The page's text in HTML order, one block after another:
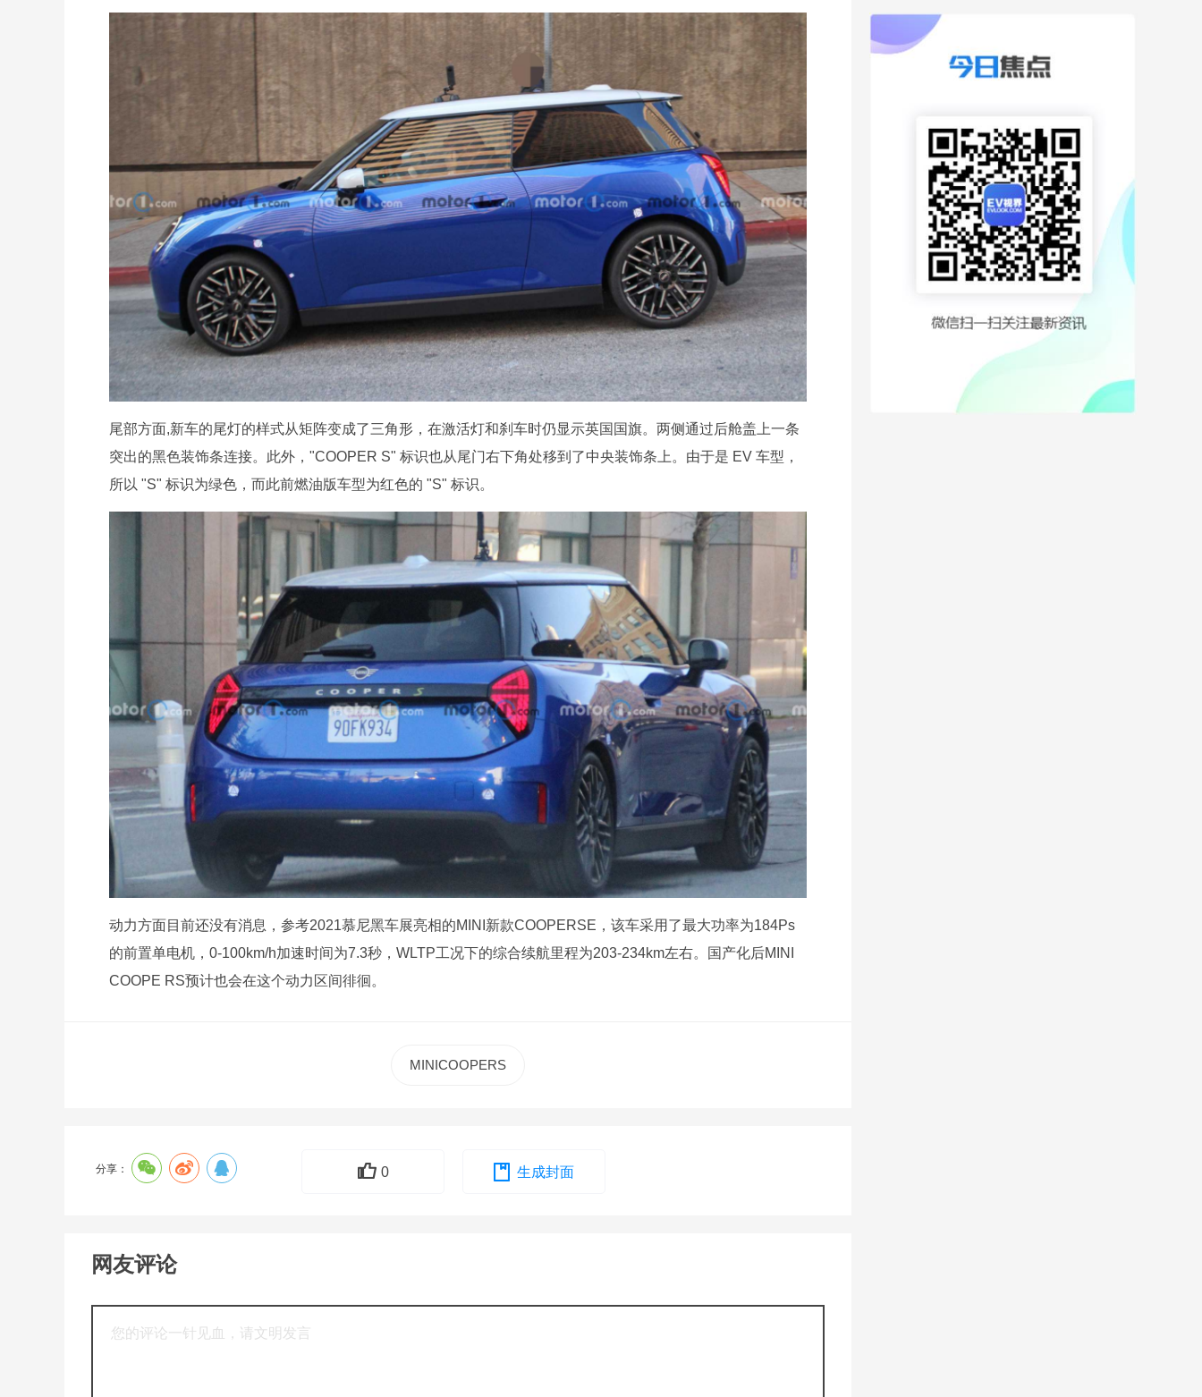
尾部方面,新车的尾灯的样式从矩阵变成了三角形，在激活灯和刹车时仍显示英国国旗。两侧通过后舱盖上一条
突出的黑色装饰条连接。此外，"COOPER S" 标识也从尾门右下角处移到了中央装饰条上。由于是 EV 车型，
所以 "S" 标识为绿色，而此前燃油版车型为红色的 "S" 标识。
动力方面目前还没有消息，参考2021慕尼黑车展亮相的MINI新款COOPERSE，该车采用了最大功率为184Ps
的前置单电机，0-100km/h加速时间为7.3秒，WLTP工况下的综合续航里程为203-234km左右。国产化后MINI
COOPE RS预计也会在这个动力区间徘徊。
MINICOOPERS
分享： 0 生成封面
网友评论